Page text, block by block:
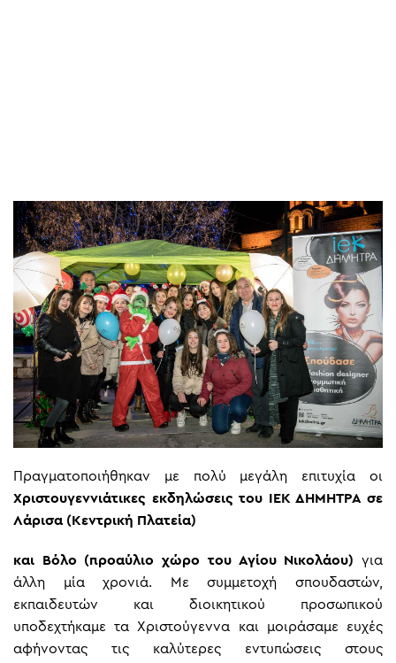
Πραγματοποιήθηκαν με πολύ μεγάλη επιτυχία οι
Χριστουγεννιάτικες εκδηλώσεις του ΙΕΚ ΔΗΜΗΤΡΑ σε
Λάρισα (Κεντρική Πλατεία)
και Βόλο (προαύλιο χώρο του Αγίου Νικολάου) για
άλλη μία χρονιά. Με συμμετοχή σπουδαστών,
εκπαιδευτών και διοικητικού προσωπικού
υποδεχτήκαμε τα Χριστούγεννα και μοιράσαμε ευχές
αφήνοντας τις καλύτερες εντυπώσεις στους